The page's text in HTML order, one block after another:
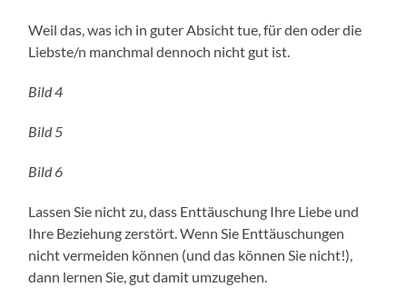
Weil das, was ich in guter Absicht tue, für den oder die
Liebste/n manchmal dennoch nicht gut ist.
Bild 4
Bild 5
Bild 6
Lassen Sie nicht zu, dass Enttäuschung Ihre Liebe und
Ihre Beziehung zerstört. Wenn Sie Enttäuschungen
nicht vermeiden können (und das können Sie nicht!),
dann lernen Sie, gut damit umzugehen.